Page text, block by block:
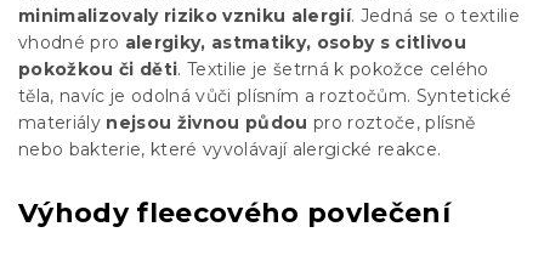
minimalizovaly riziko vzniku alergií. Jedná se o textilie
vhodné pro alergiky, astmatiky, osoby s citlivou
pokožkou či děti. Textilie je šetrná k pokožce celého
těla, navíc je odolná vůči plísním a roztočům. Syntetické
materiály nejsou živnou půdou pro roztoče, plísně
nebo bakterie, které vyvolávají alergické reakce.
Výhody fleecového povlečení